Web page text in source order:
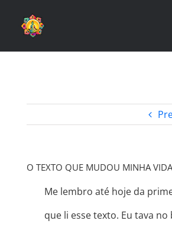
O TEXTO QUE MUDOU MINHA VIDA
Me lembro até hoje da
que li esse texto. Eu tava